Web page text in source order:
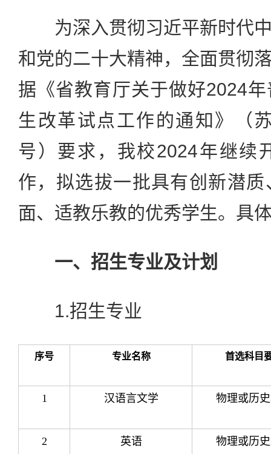
为深入贯彻习近平新时代中
和党的二十大精神，全面贯彻
据《省教育厅关于做好2024
生改革试点工作的通知》（
号）要求，我校2024年继续
作，拟选拔一批具有创新潜
面、适教乐教的优秀学生。具
一、招生专业及计划
1.招生专业
序号 专业名称 首选科目
1 汉语言文学 物理或历
2 英语 物理或历